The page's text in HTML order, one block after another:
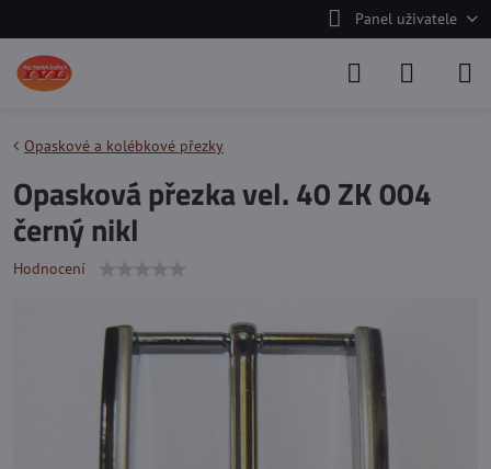
Panel uživatele
Opaskové a kolébkové přezky
Opasková přezka vel. 40 ZK 004
černý nikl
Hodnocení